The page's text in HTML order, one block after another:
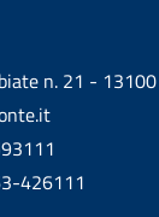
n. 21 -
426111